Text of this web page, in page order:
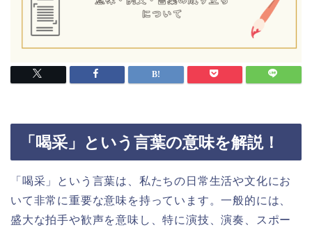
「喝采」という言葉の意味を解説！
「喝采」という言葉は、私たちの日常生活や文化にお
いて非常に重要な意味を持っています。一般的には、
盛大な拍手や歓声を意味し、特に演技、演奏、スポー